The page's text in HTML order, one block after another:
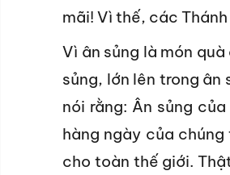
mãi! Vì thế, các
Vì ân sủng là món
sủng, lớn lên trong ân
nói rằng: Ân sủng
hàng ngày của
cho toàn thế giới.